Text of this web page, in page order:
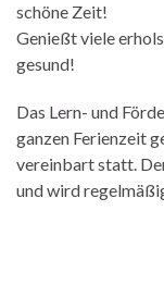
schöne Zeit!
Genießt viele
gesund!
Das Lern- und
ganzen Ferienzeit
vereinbart statt.
und wird